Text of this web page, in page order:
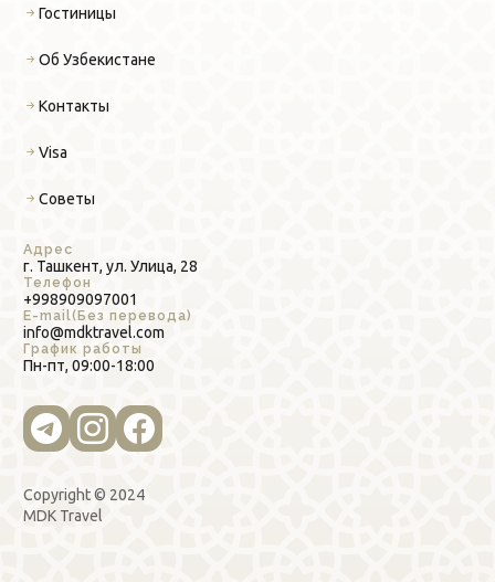
Адрес
г. Ташкент, ул. Улица, 28
Телефон
+998909097001
E-mail(Без перевода)
info@mdktravel.com
График работы
Пн-пт, 09:00-18:00
Гостиницы
Об Узбекистане
Контакты
Visa
Советы
Copyright © 2024
MDK Travel